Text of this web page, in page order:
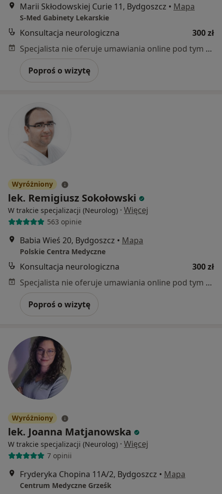
Marii Skłodowskiej Curie 11, Bydgoszcz • Mapa
S-Med Gabinety Lekarskie
Konsultacja neurologiczna
300 zł
Specjalista nie oferuje umawiania online pod tym adresem.
Poproś o wizytę
Wyróżniony
lek. Remigiusz Sokołowski
W trakcie specjalizacji (Neurolog) · Więcej
563 opinie
Babia Wieś 20, Bydgoszcz • Mapa
Polskie Centra Medyczne
Konsultacja neurologiczna
300 zł
Specjalista nie oferuje umawiania online pod tym adresem.
Poproś o wizytę
Wyróżniony
lek. Joanna Matjanowska
W trakcie specjalizacji (Neurolog) · Więcej
7 opinii
Fryderyka Chopina 11A/2, Bydgoszcz • Mapa
Centrum Medyczne Grześk